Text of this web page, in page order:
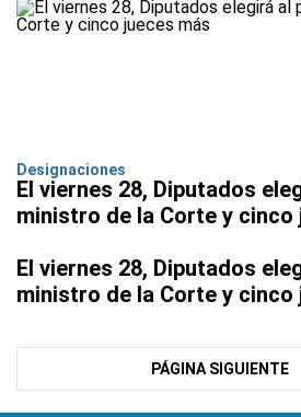
Designaciones
El viernes 28, Diputados
ministro de la Corte y cinco
El viernes 28, Diputados
ministro de la Corte y cinco
PÁGINA SIGUIENTE